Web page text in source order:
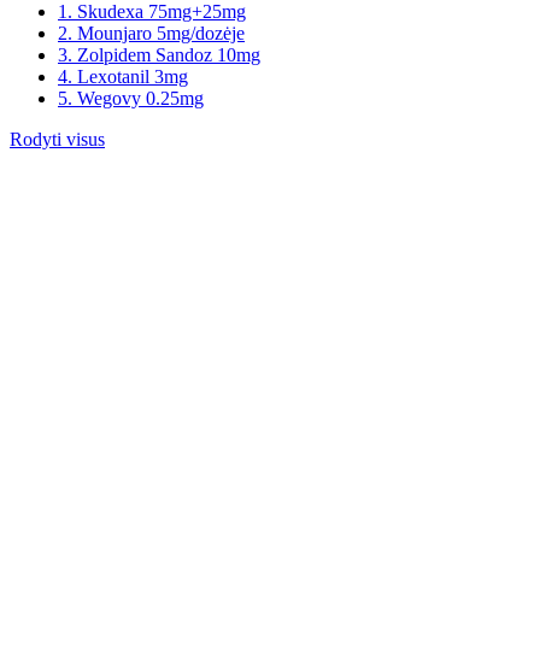
1. Skudexa 75mg+25mg
2. Mounjaro 5mg/dozėje
3. Zolpidem Sandoz 10mg
4. Lexotanil 3mg
5. Wegovy 0.25mg
Rodyti visus